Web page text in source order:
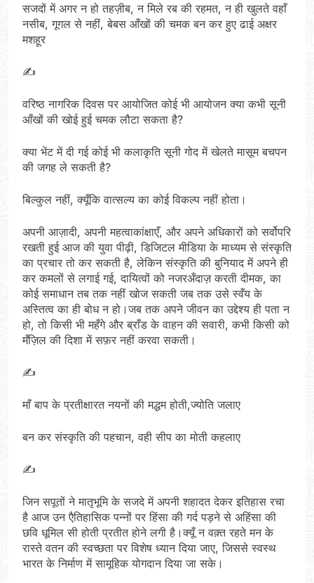
सजदों में अगर न हो तहज़ीब, न मिले रब की रहमत, न ही खुलते वहाँ
नसीब, गूगल से नहीं, बेबस आँखों की चमक बन कर हुए ढाई अक्षर
मशहूर
✍️
वरिष्ठ नागरिक दिवस पर आयोजित कोई भी आयोजन क्या कभी सूनी
आँखों की खोई हुई चमक लौटा सकता है?
क्या भेंट में दी गई कोई भी कलाकृति सूनी गोद में खेलते मासूम बचपन
की जगह ले सकती है?
बिल्कुल नहीं, क्यूँकि वात्सल्य का कोई विकल्प नहीं होता।
अपनी आज़ादी, अपनी महत्वाकांक्षाएँ, और अपने अधिकारों को सर्वोपरि
रखती हुई आज की युवा पीढ़ी, डिजिटल मीडिया के माध्यम से संस्कृति
का प्रचार तो कर सकती है, लेकिन संस्कृति की बुनियाद में अपने ही
कर कमलों से लगाई गई, दायित्वों को नजरअँदाज़ करती दीमक, का
कोई समाधान तब तक नहीं खोज सकती जब तक उसे स्वँय के
अस्तित्व का ही बोध न हो।जब तक अपने जीवन का उद्देश्य ही पता न
हो, तो किसी भी महँगे और ब्राँड के वाहन की सवारी, कभी किसी को
मँज़िल की दिशा में सफ़र नहीं करवा सकती।
✍️
माँ बाप के प्रतीक्षारत नयनों की मद्धम होती,ज्योति जलाए
बन कर संस्कृति की पहचान, वही सीप का मोती कहलाए
✍️
जिन सपूतों ने मातृभूमि के सजदे में अपनी शहादत देकर इतिहास रचा
है आज उन एैतिहासिक पन्नों पर हिंसा की गर्द पड़ने से अहिंसा की
छवि धूमिल सी होती प्रतीत होने लगी है।क्यूँ न वक़्त रहते मन के
रास्ते वतन की स्वच्छता पर विशेष ध्यान दिया जाए, जिससे स्वस्थ
भारत के निर्माण में सामूहिक योगदान दिया जा सके।